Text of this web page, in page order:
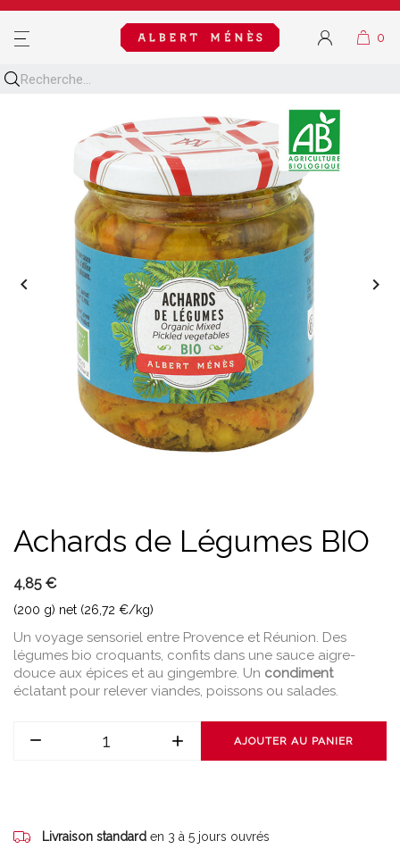
MENU
 
Achards de Légumes BIO
4,85 €
(200 g) net (26,72 €/kg)
Un voyage sensoriel entre Provence et Réunion. Des
légumes bio croquants, confits dans une sauce aigre-
douce aux épices et au gingembre. Un condiment
éclatant pour relever viandes, poissons ou salades.
AJOUTER AU PANIER
Livraison standard en 3 à 5 jours ouvrés